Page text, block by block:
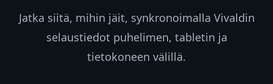
Jatka siitä, mihin jäit, synkronoimalla Vivaldin
selaustiedot puhelimen, tabletin ja
tietokoneen välillä.